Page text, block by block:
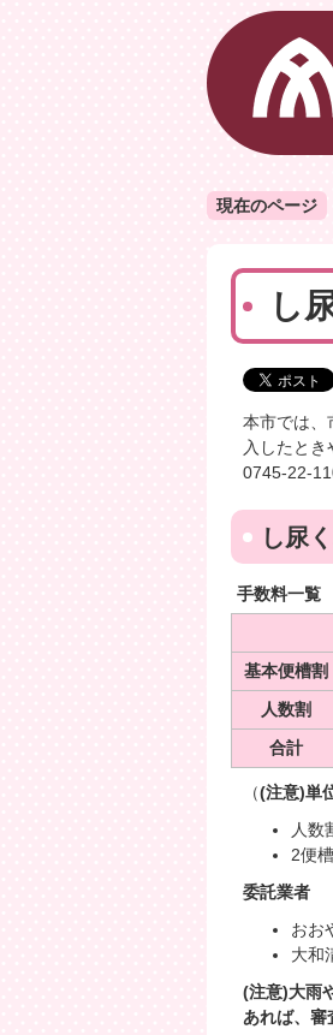
現在のページ
し
本市では、
入したと
0745-22-
し尿
手数料一覧
基本便槽割
人数割
合計
（(注意)単
人数
2便
委託業者
おお
大和
(注意)大雨
あれば、審